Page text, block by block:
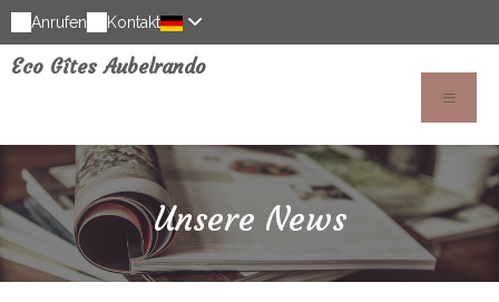
Anrufen Kontakt
Eco Gîtes Aubelrando
Unsere News